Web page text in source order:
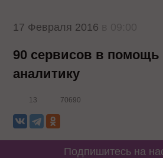
17 Февраля 2016
90 сервисов в помощь
аналитику
13 70690
Подпишитесь на